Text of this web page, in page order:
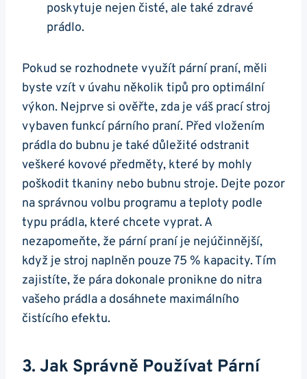
poskytuje nejen čisté, ale také zdravé
prádlo.
Pokud se rozhodnete využít pární praní, měli
byste vzít v úvahu ​několik tipů pro⁤ optimální
⁢výkon.‌ Nejprve si ověřte, zda je ​váš prací‌ stroj
vybaven funkcí párního praní. Před vložením
prádla do bubnu je také důležité odstranit
veškeré ⁢kovové předměty, které by mohly
poškodit tkaniny nebo bubnu ⁤stroje.‌ Dejte pozor
na správnou volbu programu a ‌teploty podle
typu prádla, které chcete vyprat. A
nezapomeňte,‍ že pární praní⁤ je nejúčinnější,
když ​je stroj naplněn pouze 75 % kapacity.⁢ Tím
zajistíte, že pára dokonale pronikne do nitra
vašeho prádla a dosáhnete maximálního
čistícího efektu.
3. Jak ‍správně ‍používat Pární